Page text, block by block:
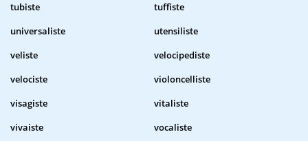
tubiste
tuffiste
universaliste
utensiliste
veliste
velocipediste
velociste
violoncelliste
visagiste
vitaliste
vivaiste
vocaliste